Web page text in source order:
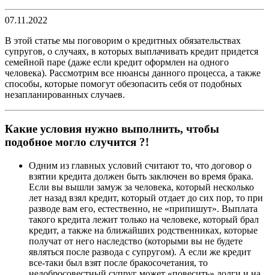
07.11.2022
В этой статье мы поговорим о кредитных обязательствах
супругов, о случаях, в которых выплачивать кредит придется
семейной паре (даже если кредит оформлен на одного
человека). Рассмотрим все нюансы данного процесса, а также
способы, которые помогут обезопасить себя от подобных
незапланированных случаев.
Какие условия нужно выполнить, чтобы
подобное могло случится ?!
Одним из главных условий считают то, что договор о
взятии кредита должен быть заключен во время брака.
Если вы вышли замуж за человека, который несколько
лет назад взял кредит, который отдает до сих пор, то при
разводе вам его, естественно, не «припишут». Выплата
такого кредита лежит только на человеке, который брал
кредит, а также на ближайших родственниках, которые
получат от него наследство (которыми вы не будете
являться после развода с супругом). А если же кредит
все-таки был взят после бракосочетания, то